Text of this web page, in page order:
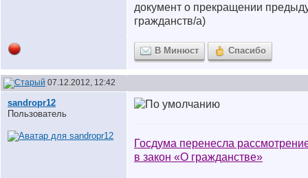
документ о прекращении
гражданств/а)
В Минюст Спасибо
07.12.2012, 12:42
sandropr12
Пользователь
Госдума перенесла
в закон «О гражданстве»